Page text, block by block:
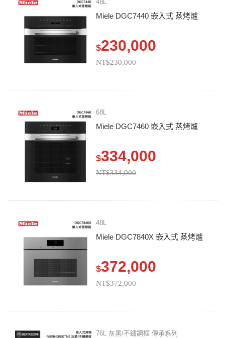
48L
Miele DGC7440 嵌入式 蒸烤爐
$230,000
NT$230,000
68L
Miele DGC7460 嵌入式 蒸烤爐
$334,000
NT$334,000
48L
Miele DGC7840X 嵌入式 蒸烤爐
$372,000
NT$372,000
76L 灰黑/不鏽鋼框 傳承系列